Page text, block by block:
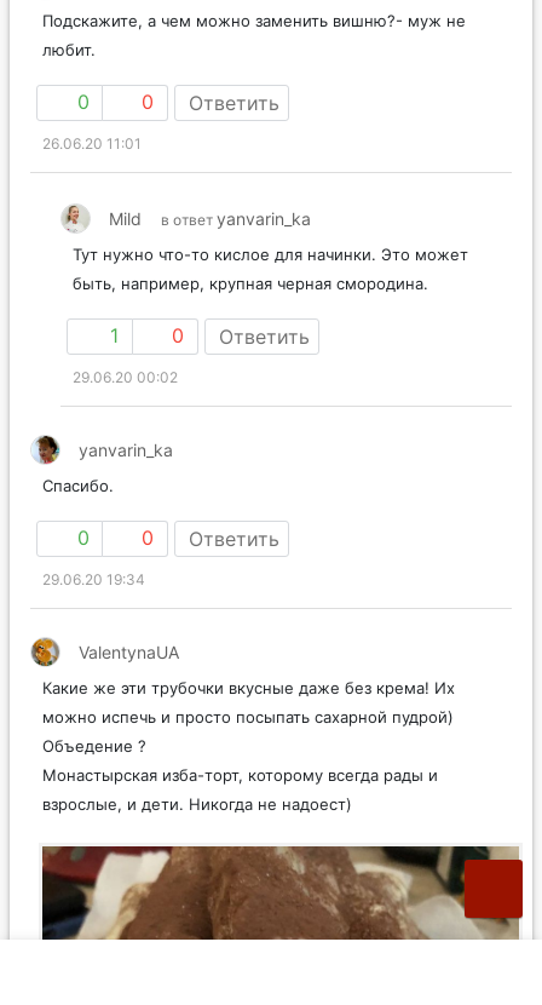
Подскажите, а чем можно заменить вишню?- муж не
любит.
0 0 Ответить
26.06.20 11:01
Mild в ответ yanvarin_ka
Тут нужно что-то кислое для начинки. Это может
быть, например, крупная черная смородина.
1 0 Ответить
29.06.20 00:02
yanvarin_ka
Спасибо.
0 0 Ответить
29.06.20 19:34
ValentynaUA
Какие же эти трубочки вкусные даже без крема! Их
можно испечь и просто посыпать сахарной пудрой)
Объедение ?
Монастырская изба-торт, которому всегда рады и
взрослые, и дети. Никогда не надоест)